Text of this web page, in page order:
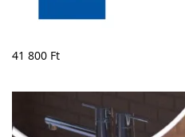
41 800 Ft